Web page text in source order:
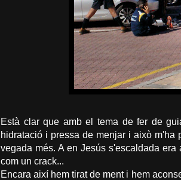
Està clar que amb el tema de fer de
hidratació i pressa de menjar i això m'ha
vegada més. A en Jesús s'escaldada
com un crack...
Encara així hem tirat de ment i hem